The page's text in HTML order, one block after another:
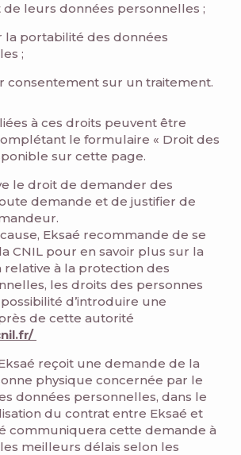
leurs données personnelles ;
la portabilité des données
;
consentement sur un traitement.
à ces droits peuvent être
le formulaire « Droit des
sur cette page.
le droit de demander des
demande et de justifier de
Eksaé recommande de se
CNIL pour en savoir plus sur la
à la protection des
les droits des personnes
d’introduire une
de cette autorité
reçoit une demande de la
physique concernée par le
données personnelles, dans le
du contrat entre Eksaé et
communiquera cette demande à
meilleurs délais selon les